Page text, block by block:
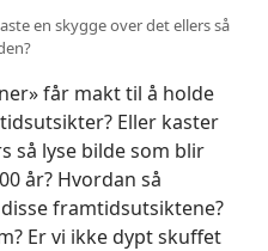
en skygge over det ellers så
får makt til å holde
Eller kaster
så lyse bilde som blir
år? Hvordan så
framtidsutsiktene?
Er vi ikke dypt skuffet